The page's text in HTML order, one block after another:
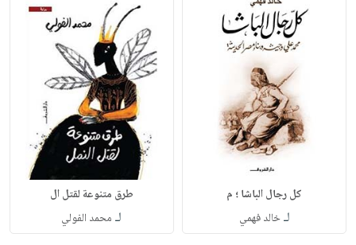
كل رجال الباشا ؛ م
لـخالد فهمي
طرق متنوعة لقتل ال
لـ محمد الفولي